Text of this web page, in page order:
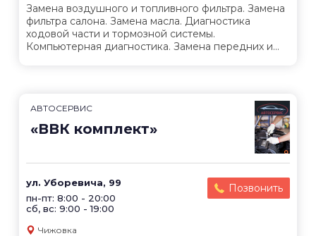
Замена воздушного и топливного фильтра. Замена
фильтра салона. Замена масла. Диагностика
ходовой части и тормозной системы.
Компьютерная диагностика. Замена передних и...
АВТОСЕРВИС
«ВВК комплект»
ул. Уборевича, 99
пн-пт: 8:00 - 20:00
сб, вс: 9:00 - 19:00
Позвонить
Чижовка